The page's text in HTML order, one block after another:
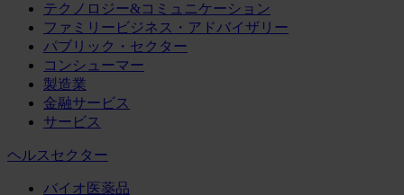
テクノロジー&コミュニケーション
ファミリービジネス・アドバイザリー
パブリック・セクター
コンシューマー
製造業
金融サービス
サービス
ヘルスセクター
バイオ医薬品